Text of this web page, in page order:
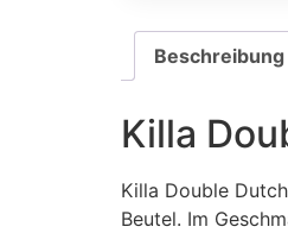
Beschreibung
Killa
Killa Double
Beutel. Im